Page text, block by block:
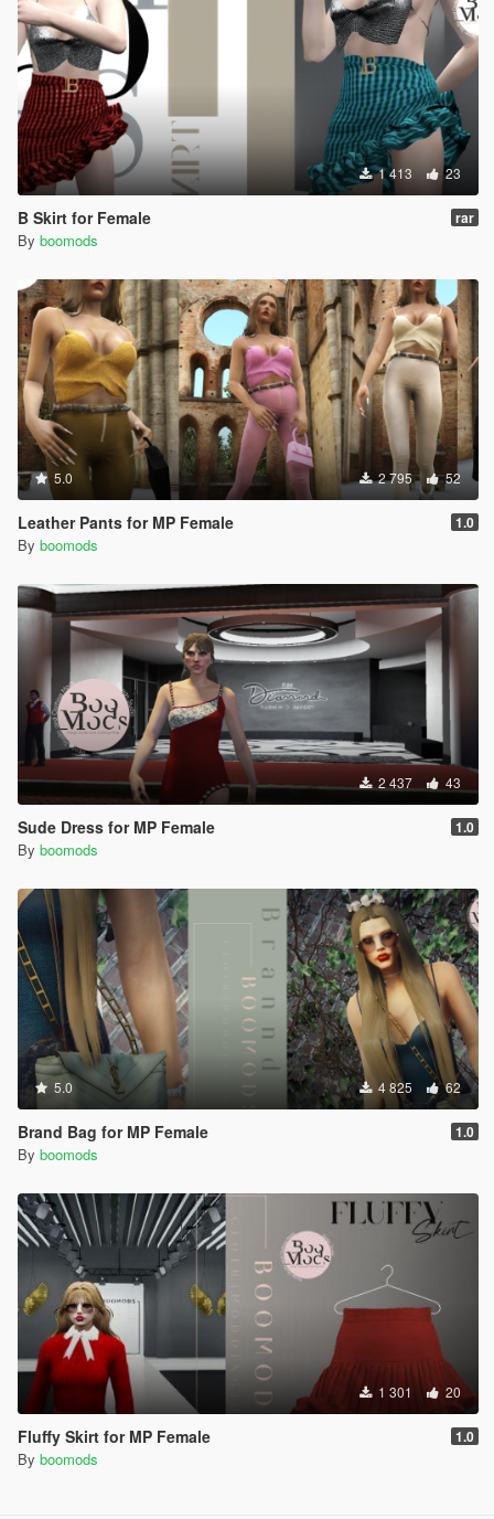
1 413 23
B Skirt for Female rar
By boomods
5.0 2 795 52
Leather Pants for MP Female 1.0
By boomods
2 437 43
Sude Dress for MP Female 1.0
By boomods
5.0 4 825 62
Brand Bag for MP Female 1.0
By boomods
1 301 20
Fluffy Skirt for MP Female 1.0
By boomods